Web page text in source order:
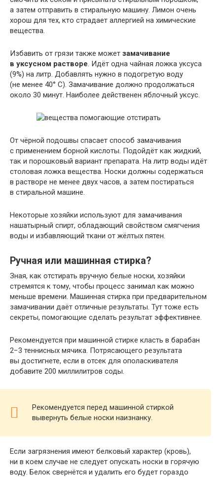
а затем отправить в стиральную машину. Лимон очень
хорош для тех, кто страдает аллергией на химические
вещества.
Избавить от грязи также может замачивание
в уксусном растворе. Идёт одна чайная ложка уксуса
(9%) на литр. Добавлять нужно в подогретую воду
(не менее 40° C). Замачивание должно продолжаться
около 30 минут. Наиболее действенен яблочный уксус.
От чёрной подошвы спасает способ замачивания
с применением борной кислоты. Подойдёт как жидкий,
так и порошковый вариант препарата. На литр воды идёт
столовая ложка вещества. Носки должны содержаться
в растворе не менее двух часов, а затем постираться
в стиральной машине.
Некоторые хозяйки используют для замачивания
нашатырный спирт, обладающий свойством смягчения
воды и избавляющий ткани от жёлтых пятен.
Ручная или машинная стирка?
Зная, как отстирать вручную белые носки, хозяйки
стремятся к тому, чтобы процесс занимал как можно
меньше времени. Машинная стирка при предварительном
замачивании даёт отличные результаты. Тут тоже есть
секреты, помогающие сделать результат эффективнее.
Рекомендуется при машинной стирке класть в барабан
2−3 теннисных мячика. Потрясающего результата
вы достигнете, если в отсек для ополаскивателя
добавите 200 миллилитров соды.
Рекомендуется перед машинной стиркой
вывернуть белые носки наизнанку.
Если загрязнения имеют белковый характер (кровь),
ни в коем случае не следует опускать носки в горячую
воду. Белок свернётся и удалить его будет гораздо